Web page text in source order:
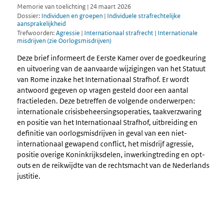
Memorie van toelichting | 24 maart 2026
Dossier: Individuen en groepen | Individuele strafrechtelijke
aansprakelijkheid
Trefwoorden:Agressie | Internationaal strafrecht | Internationale
misdrijven (zie Oorlogsmisdrijven)
Deze brief informeert de Eerste Kamer over de goedkeuring
en uitvoering van de aanvaarde wijzigingen van het Statuut
van Rome inzake het Internationaal Strafhof. Er wordt
antwoord gegeven op vragen gesteld door een aantal
fractieleden. Deze betreffen de volgende onderwerpen:
internationale crisisbeheersingsoperaties, taakverzwaring
en positie van het Internationaal Strafhof, uitbreiding en
definitie van oorlogsmisdrijven in geval van een niet-
internationaal gewapend conflict, het misdrijf agressie,
positie overige Koninkrijksdelen, inwerkingtreding en opt-
outs en de reikwijdte van de rechtsmacht van de Nederlands
justitie.